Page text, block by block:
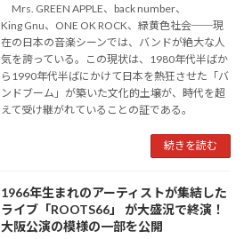
Mrs. GREEN APPLE、back number、
King Gnu、ONE OK ROCK、緑黄色社会──現
在の日本の音楽シーンでは、バンドが絶大な人
気を誇っている。この現状は、1980年代半ばか
ら1990年代半ばにかけて日本を熱狂させた「バ
ンドブーム」が築いた文化的土壌が、時代を超
えて受け継がれていることの証である。
続きを読む
1966年生まれのアーティストが集結した
ライブ「ROOTS66」 が大盛況で終演！
大阪公演の模様の一部を公開